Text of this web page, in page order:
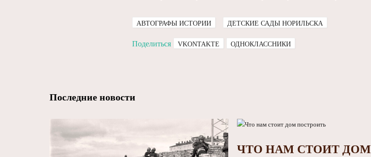
АВТОГРАФЫ ИСТОРИИ ДЕТСКИЕ САДЫ НОРИЛЬСКА
Поделиться VKONTAKTE ОДНОКЛАССНИКИ
Последние новости
ЧТО НАМ СТОИТ ДОМ